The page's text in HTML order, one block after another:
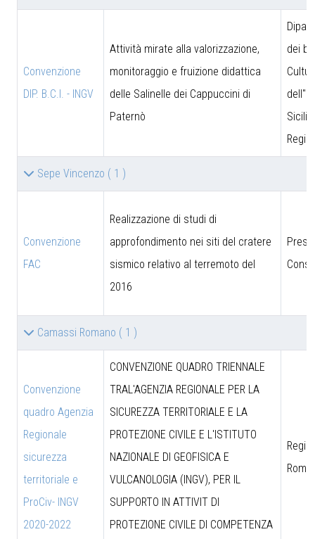
Convenzione
DIP. B.C.I. - INGV
Attività mirate alla valorizzazione,
monitoraggio e fruizione didattica
delle Salinelle dei Cappuccini di
Paternò
dei
Sepe Vincenzo ( 1 )
Convenzione
FAC
Realizzazione di studi di
approfondimento nei siti del cratere
sismico relativo al terremoto del
2016
Camassi Romano ( 1 )
Convenzione
quadro Agenzia
Regionale
sicurezza
territoriale e
ProCiv- INGV
2020-2022
CONVENZIONE QUADRO TRIENNALE
TRAL'AGENZIA REGIONALE PER LA
SICUREZZA TERRITORIALE E LA
PROTEZIONE CIVILE E L'ISTITUTO
NAZIONALE DI GEOFISICA E
VULCANOLOGIA (INGV), PER IL
SUPPORTO IN ATTIVIT DI
PROTEZIONE CIVILE DI COMPETENZA